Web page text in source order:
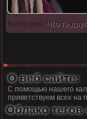
Категория: Что то
О веб сайте:
С помощью нашего
приветствуем всех на
Облако тегов